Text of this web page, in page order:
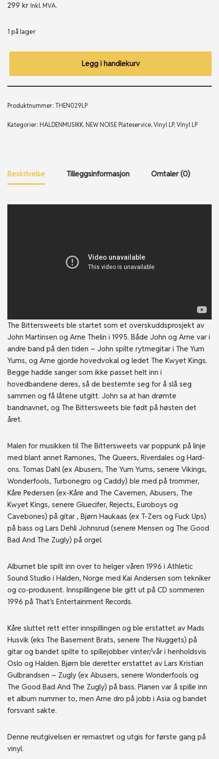
299 kr Inkl. MVA.
1 på lager
Legg i handlekurv
Produktnummer: THEN029LP
Kategorier: HALDENMUSIKK, NEW NOISE Plateservice,Vinyl LP,Vinyl LP
Beskrivelse Tilleggsinformasjon Omtaler (0)
The Bittersweets ble startet som et overskuddsprosjekt av
John Martinsen og Arne Thelin i 1995. Både John og Arne var i
andre band på den tiden – John spilte rytmegitar i The Yum
Yums, og Arne gjorde hovedvokal og ledet The Kwyet Kings.
Begge hadde sanger som ikke passet helt inn i
hovedbandene deres, så de bestemte seg for å slå seg
sammen og få låtene utgitt. John sa at han drømte
bandnavnet, og The Bittersweets ble født på høsten det
året.
Malen for musikken til The Bittersweets var poppunk på linje
med blant annet Ramones, The Queers, Riverdales og Hard-
ons. Tomas Dahl (ex Abusers, The Yum Yums, senere Vikings,
Wonderfools, Turbonegro og Caddy) ble med på trommer,
Kåre Pedersen (ex-Kåre and The Cavemen, Abusers, The
Kwyet Kings, senere Gluecifer, Rejects, Euroboys og
Cavebones) på gitar , Bjørn Haukaas (ex T-Zers og Fuck Ups)
på bass og Lars Dehli Johnsrud (senere Mensen og The Good
Bad And The Zugly) på orgel.
Albumet ble spilt inn over to helger våren 1996 i Athletic
Sound Studio i Halden, Norge med Kai Andersen som tekniker
og co-produsent. Innspillingene ble gitt ut på CD sommeren
1996 på That’s Entertainment Records.
Kåre sluttet rett etter innspillingen og ble erstattet av Mads
Husvik (eks The Basement Brats, senere The Nuggets) på
gitar og bandet spilte to spillejobber vinter/vår i henholdsvis
Oslo og Halden. Bjørn ble deretter erstattet av Lars Kristian
Gulbrandsen – Zugly (ex Abusers, senere Wonderfools og
The Good Bad And The Zugly) på bass. Planen var å spille inn
et album nummer to, men Arne dro på jobb i Asia og bandet
forsvant sakte.
Denne reutgivelsen er remastret og utgis for første gang på
vinyl.